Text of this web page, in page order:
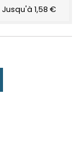
Jusqu'à 1,58 €